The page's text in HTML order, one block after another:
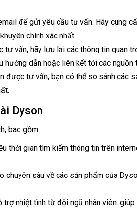
để gửi yêu cầu tư vấn. Hãy cung
chính xác nhất.
tư vấn, hãy lưu lại các thông tin quan
hướng dẫn hoặc liên kết tới các nguồn
được tư vấn, bạn có thể so sánh các
Dyson
bao gồm:
thời gian tìm kiếm thông tin trên
chuyên sâu về các sản phẩm của
trợ nhiệt tình từ đội ngũ nhân viên,